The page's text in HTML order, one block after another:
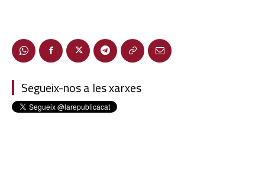
Segueix-nos a les xarxes